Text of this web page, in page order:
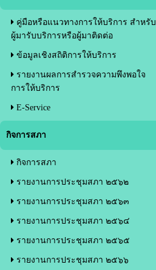
คู่มือหรือแนวทางการให้บริการ สำหรับ
ผู้มารับบริการหรือผู้มาติดต่อ
ข้อมูลเชิงสถิติการให้บริการ
รายงานผลการสำรวจความพึงพอใจ
การให้บริการ
E-Service
กิจการสภา
กิจการสภา
รายงานการประชุมสภา ๒๕๖๒
รายงานการประชุมสภา ๒๕๖๓
รายงานการประชุมสภา ๒๕๖๔
รายงานการประชุมสภา ๒๕๖๕
รายงานการประชุมสภา ๒๕๖๖